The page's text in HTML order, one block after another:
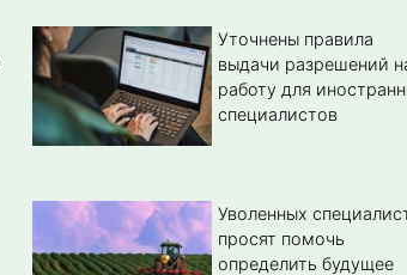
Уточнены правила
выдачи разрешений
работу для
специалистов
Уволенных
просят помочь
определить будущее